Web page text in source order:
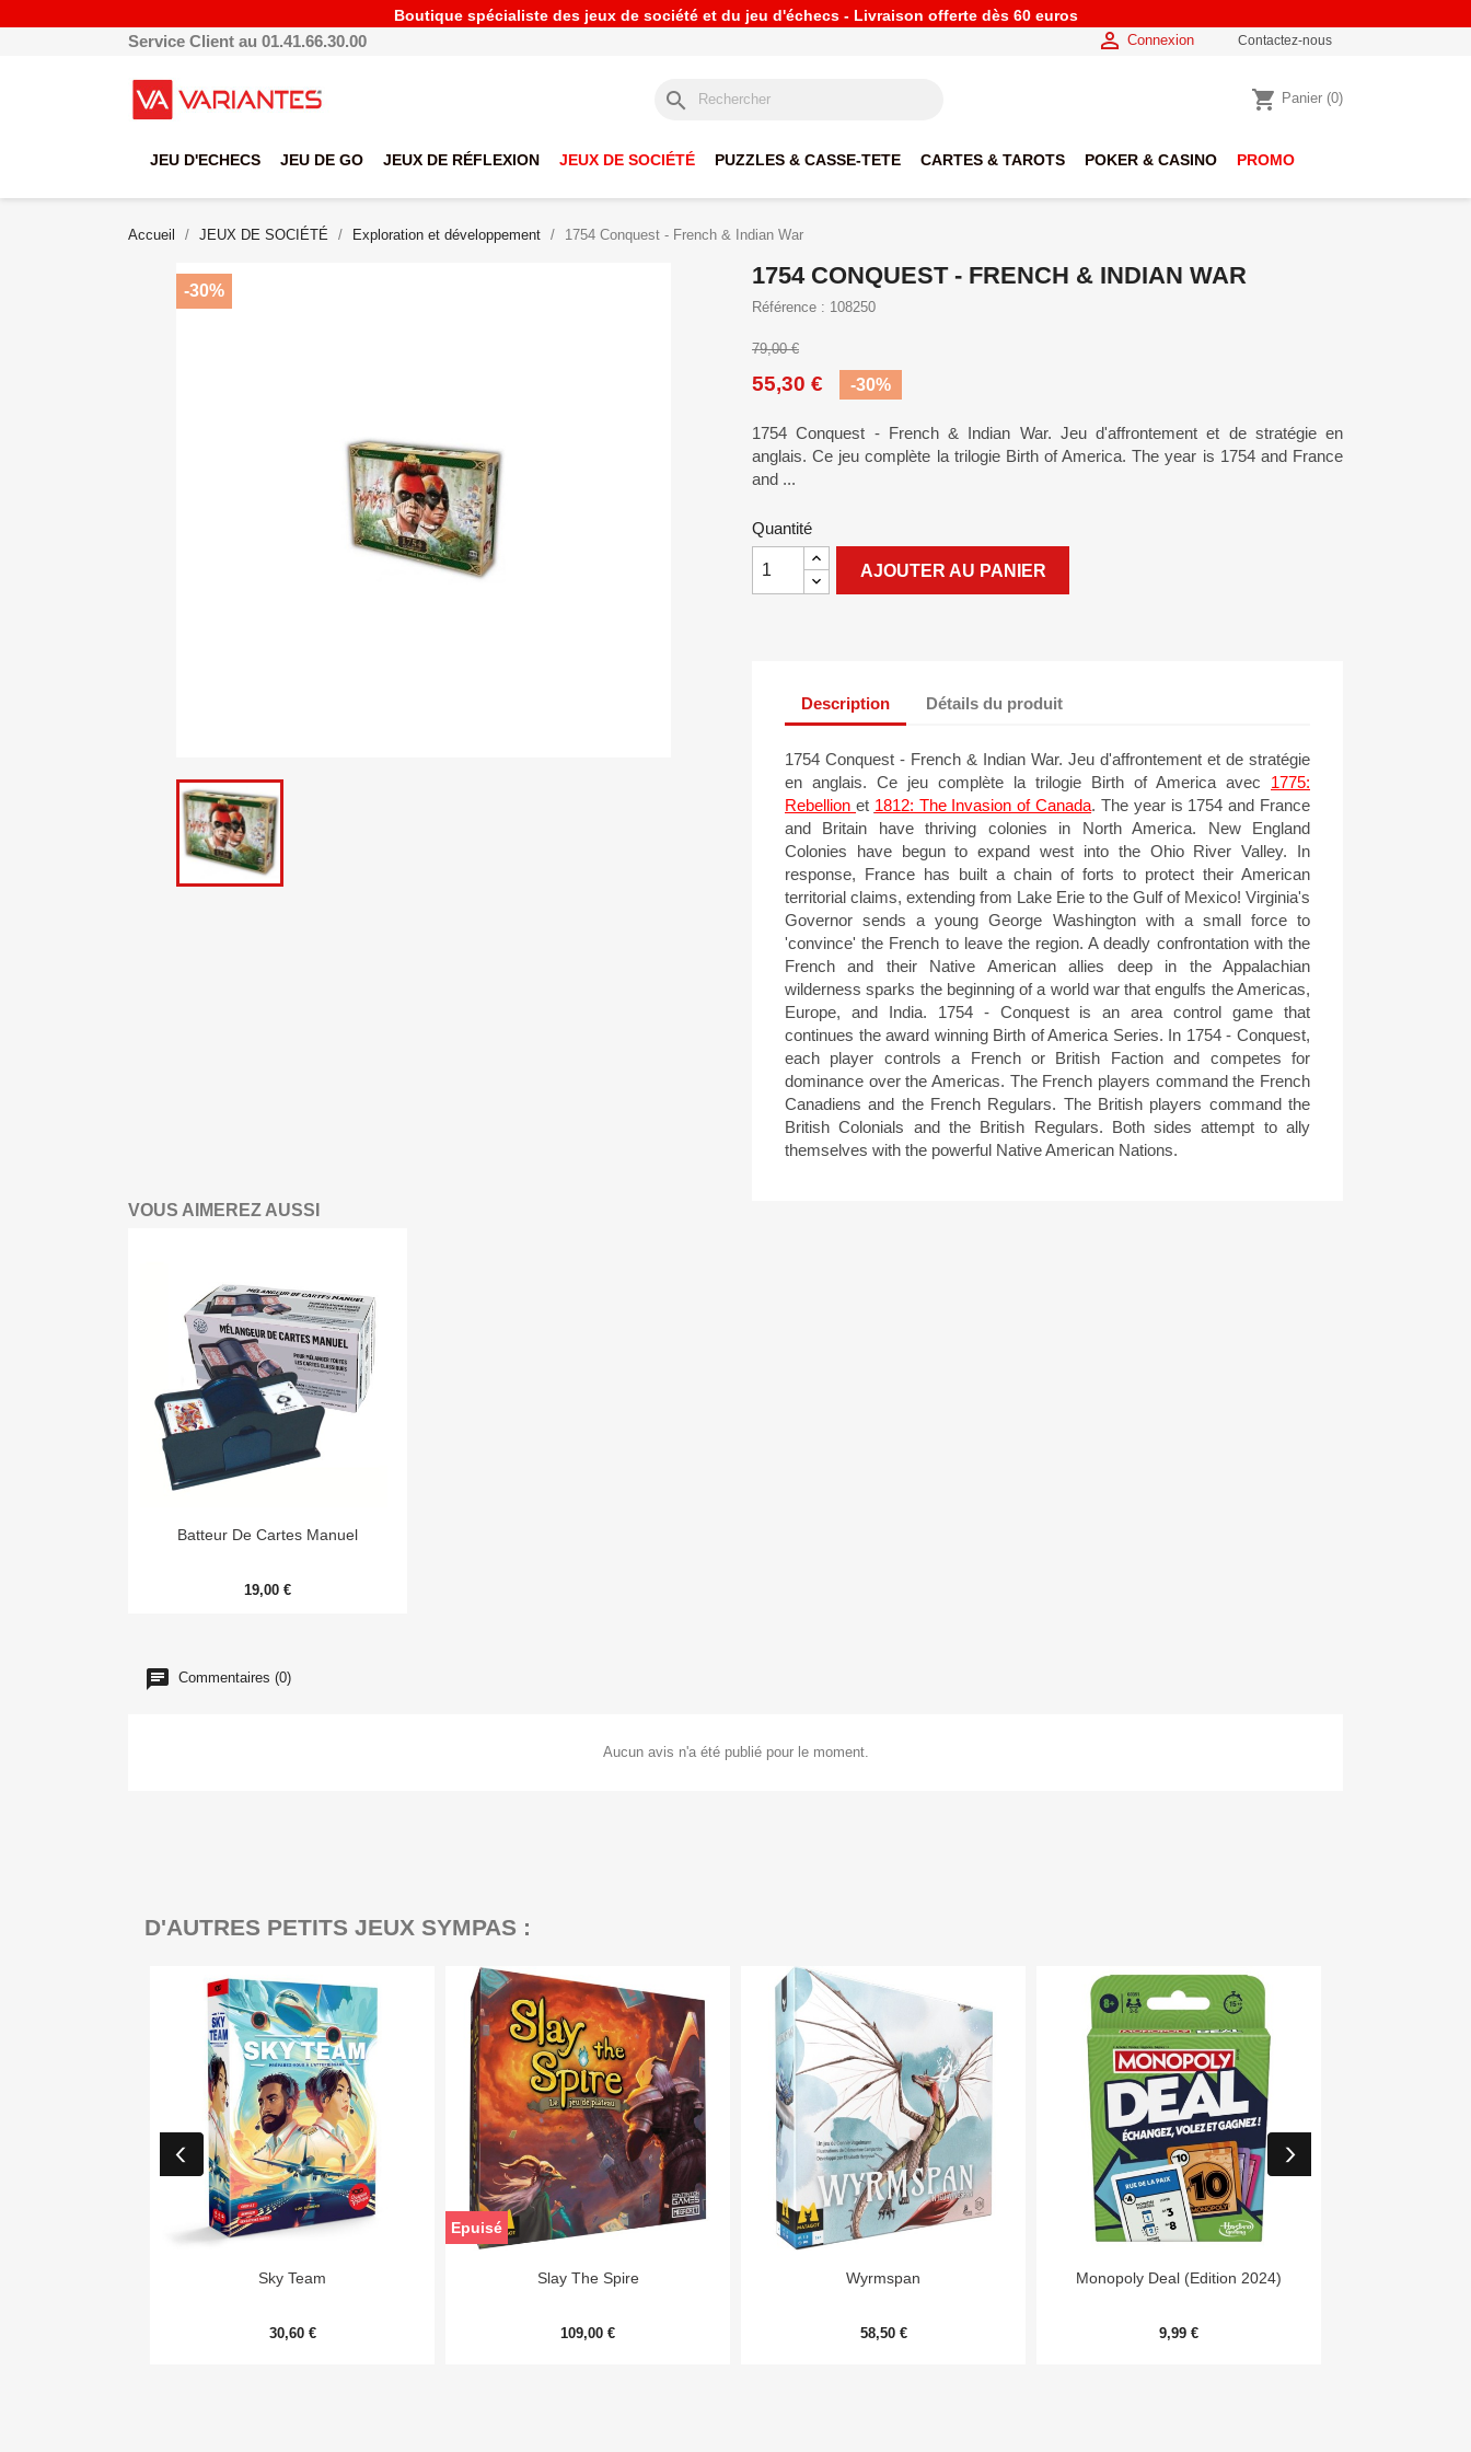
Boutique spécialiste des jeux de société et du jeu d'échecs - Livraison offerte dès 60 euros
Service Client au 01.41.66.30.00  Connexion Contactez-nous
search shopping_cart Panier (0)
JEU D'ECHECS JEU DE GO JEUX DE RÉFLEXION JEUX DE SOCIÉTÉ PUZZLES & CASSE-TETE CARTES & TAROTS POKER & CASINO PROMO
Accueil JEUX DE SOCIÉTÉ Exploration et développement 1754 Conquest - French & Indian War
-30%
1754 CONQUEST - FRENCH & INDIAN WAR
Référence : 108250
79,00 €
55,30 € -30%
1754 Conquest - French & Indian War. Jeu d'affrontement et de stratégie en
anglais. Ce jeu complète la trilogie Birth of America. The year is 1754 and France
and ...
Quantité
AJOUTER AU PANIER
Description Détails du produit
1754 Conquest - French & Indian War. Jeu d'affrontement et de stratégie
en anglais. Ce jeu complète la trilogie Birth of America avec 1775:
Rebellion et 1812: The Invasion of Canada. The year is 1754 and France
and Britain have thriving colonies in North America. New England
Colonies have begun to expand west into the Ohio River Valley. In
response, France has built a chain of forts to protect their American
territorial claims, extending from Lake Erie to the Gulf of Mexico! Virginia's
Governor sends a young George Washington with a small force to
'convince' the French to leave the region. A deadly confrontation with the
French and their Native American allies deep in the Appalachian
wilderness sparks the beginning of a world war that engulfs the Americas,
Europe, and India. 1754 - Conquest is an area control game that
continues the award winning Birth of America Series. In 1754 - Conquest,
each player controls a French or British Faction and competes for
dominance over the Americas. The French players command the French
Canadiens and the French Regulars. The British players command the
British Colonials and the British Regulars. Both sides attempt to ally
themselves with the powerful Native American Nations.
VOUS AIMEREZ AUSSI
Aperçu rapide
Batteur De Cartes Manuel
19,00 €
Commentaires (0)
Aucun avis n'a été publié pour le moment.
D'AUTRES PETITS JEUX SYMPAS :
Aperçu rapide
Sky Team
30,60 €
Aperçu rapide
Slay The Spire
109,00 €
Epuisé
Aperçu rapide
Wyrmspan
58,50 €
Aperçu rapide
Monopoly Deal (Edition 2024)
9,99 €